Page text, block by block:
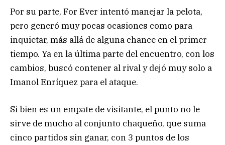
Por su parte, For Ever intentó manejar la pelota,
pero generó muy pocas ocasiones como para
inquietar, más allá de alguna chance en el primer
tiempo. Ya en la última parte del encuentro, con los
cambios, buscó contener al rival y dejó muy solo a
Imanol Enríquez para el ataque.
Si bien es un empate de visitante, el punto no le
sirve de mucho al conjunto chaqueño, que suma
cinco partidos sin ganar, con 3 puntos de los